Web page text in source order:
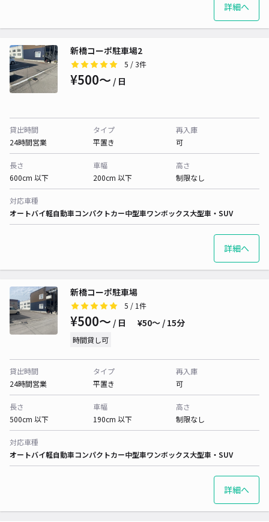
詳細へ
新橋コーポ駐車場2
5 / 3件
¥500〜 / 日
貸出時間
24時間営業
タイプ
平置き
再入庫
可
長さ
600cm 以下
車幅
200cm 以下
高さ
制限なし
対応車種
オートバイ軽自動車コンパクトカー中型車ワンボックス大型車・SUV
詳細へ
新橋コーポ駐車場
5 / 1件
¥500〜 / 日 ¥50〜 / 15分
時間貸し可
貸出時間
24時間営業
タイプ
平置き
再入庫
可
長さ
500cm 以下
車幅
190cm 以下
高さ
制限なし
対応車種
オートバイ軽自動車コンパクトカー中型車ワンボックス大型車・SUV
詳細へ